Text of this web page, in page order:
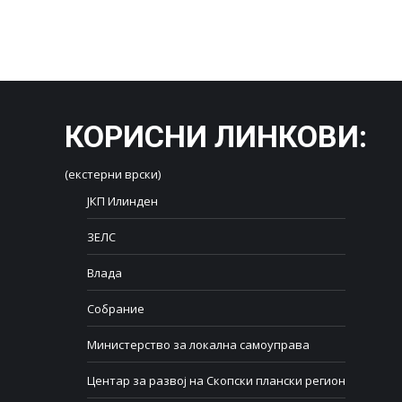
КОРИСНИ ЛИНКОВИ:
(екстерни врски)
ЈКП Илинден
ЗЕЛС
Влада
Собрание
Министерство за локална самоуправа
Центар за развој на Скопски плански регион